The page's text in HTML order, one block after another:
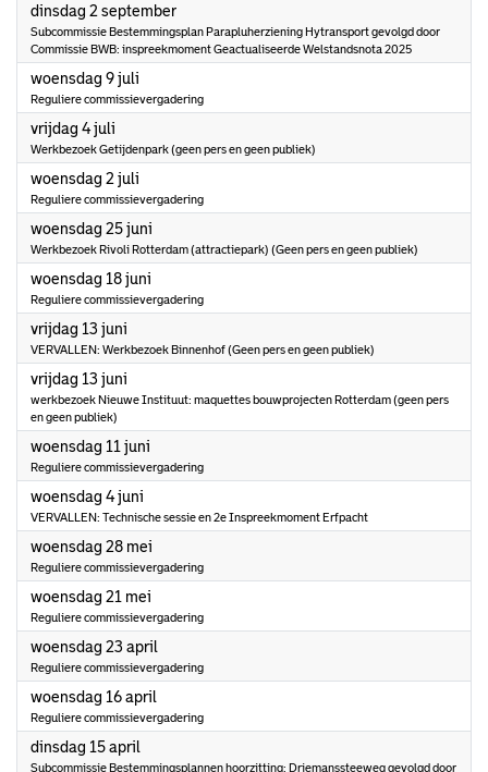
dinsdag 2 september2025
Subcommissie Bestemmingsplan Parapluherziening Hytransport gevolgd door
Commissie BWB: inspreekmoment Geactualiseerde Welstandsnota 2025
woensdag 9 juli
Reguliere commissievergadering
vrijdag 4 juli
Werkbezoek Getijdenpark (geen pers en geen publiek)
woensdag 2 juli
Reguliere commissievergadering
woensdag 25 juni
Werkbezoek Rivoli Rotterdam (attractiepark) (Geen pers en geen publiek)
woensdag 18 juni
Reguliere commissievergadering
vrijdag 13 juni
VERVALLEN: Werkbezoek Binnenhof (Geen pers en geen publiek)
vrijdag 13 juni
werkbezoek Nieuwe Instituut: maquettes bouwprojecten Rotterdam (geen pers
en geen publiek)
woensdag 11 juni
Reguliere commissievergadering
woensdag 4 juni
VERVALLEN: Technische sessie en 2e Inspreekmoment Erfpacht
woensdag 28 mei
Reguliere commissievergadering
woensdag 21 mei
Reguliere commissievergadering
woensdag 23 april
Reguliere commissievergadering
woensdag 16 april
Reguliere commissievergadering
dinsdag 15 april
Subcommissie Bestemmingsplannen hoorzitting: Driemanssteeweg gevolgd door